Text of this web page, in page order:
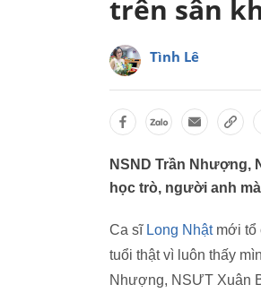
trên sân
Tình Lê
NSND Trần Nhượng,
học trò, người anh
Ca sĩ Long Nhật mới tổ
tuổi thật vì luôn thấy
Nhượng, NSƯT Xuân